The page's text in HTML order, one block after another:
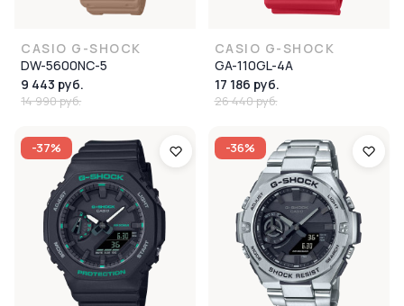
CASIO G-SHOCK
DW-5600NC-5
9 443 руб.
14 990 руб.
CASIO G-SHOCK
GA-110GL-4A
17 186 руб.
26 440 руб.
-37% -36%